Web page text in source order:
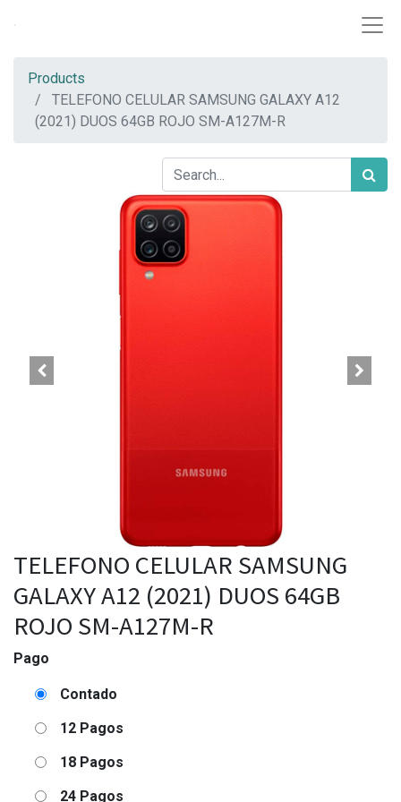
Products
TELEFONO CELULAR SAMSUNG GALAXY A12
(2021) DUOS 64GB ROJO SM-A127M-R
TELEFONO CELULAR SAMSUNG
GALAXY A12 (2021) DUOS 64GB
ROJO SM-A127M-R
Pago
Contado
12 Pagos
18 Pagos
24 Pagos